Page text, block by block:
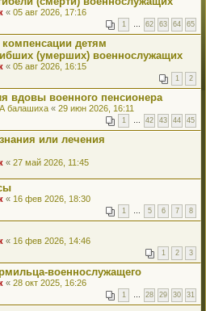
« 05 авг 2026, 17:16
1 … 62 63 64 65
детям
(умерших) военнослужащих
« 05 авг 2026, 16:15
1 2
вдовы военного пенсионера
балашиха « 29 июн 2026, 16:11
1 … 42 43 44 45
или лечения
« 27 май 2026, 11:45
« 16 фев 2026, 18:30
1 … 5 6 7 8
« 16 фев 2026, 14:46
1 2 3
военнослужащего
« 28 окт 2025, 16:26
1 … 28 29 30 31